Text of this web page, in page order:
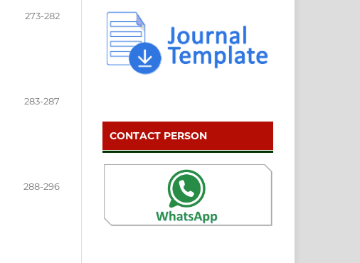
273-282
283-287
288-296
CONTACT PERSON